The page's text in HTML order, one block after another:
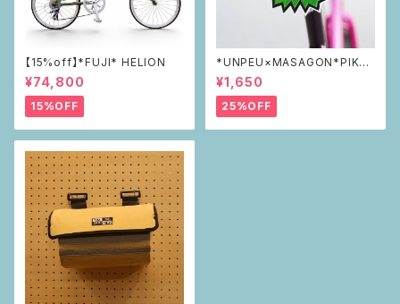
【15%off】*FUJI* HELION
¥74,800
15%OFF
*UNPEU×MASAGON*PIKAP
IKAリフレクター green
¥1,650
25%OFF